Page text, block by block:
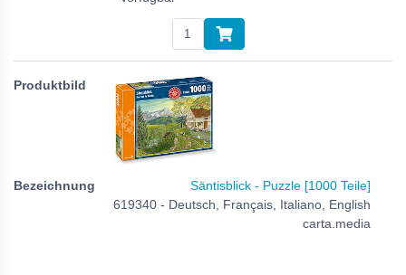
Säntisblick - Puzzle [1000 Teile]
619340 - Deutsch, Français, Italiano, English
carta.media